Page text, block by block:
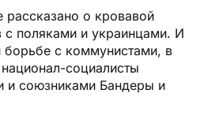
рассказано о кровавой
поляками и украинцами. И
борьбе с коммунистами, в
социалисты
и союзниками Бандеры и